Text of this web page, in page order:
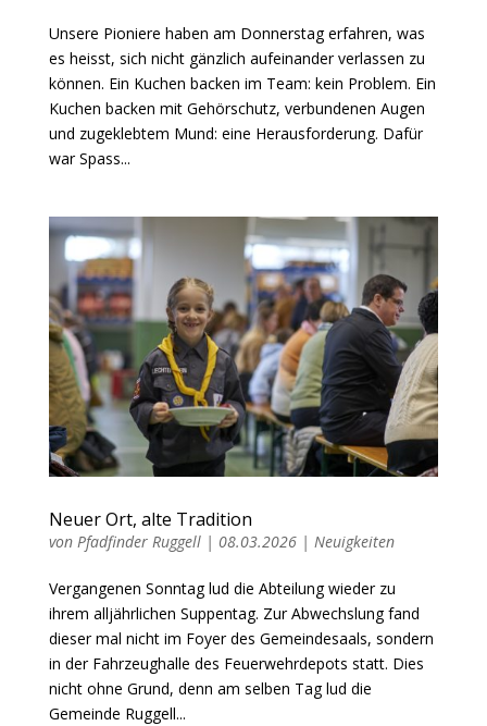
Unsere Pioniere haben am Donnerstag erfahren, was
es heisst, sich nicht gänzlich aufeinander verlassen zu
können. Ein Kuchen backen im Team: kein Problem. Ein
Kuchen backen mit Gehörschutz, verbundenen Augen
und zugeklebtem Mund: eine Herausforderung. Dafür
war Spass...
Neuer Ort, alte Tradition
von Pfadfinder Ruggell| 08.03.2026| Neuigkeiten
Vergangenen Sonntag lud die Abteilung wieder zu
ihrem alljährlichen Suppentag. Zur Abwechslung fand
dieser mal nicht im Foyer des Gemeindesaals, sondern
in der Fahrzeughalle des Feuerwehrdepots statt. Dies
nicht ohne Grund, denn am selben Tag lud die
Gemeinde Ruggell...